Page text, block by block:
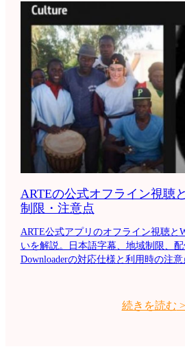
ARTEの公式オフライン視聴
制限・注意点
ARTE公式アプリのオフライン視聴と
いを解説。日本語字幕、地域制限、
Downloaderの対応仕様と利用時の注意
続きを読む >